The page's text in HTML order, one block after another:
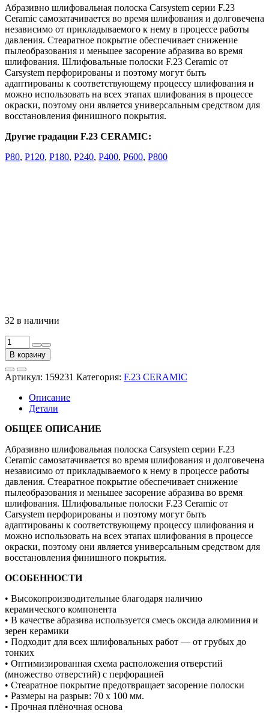
Абразивно шлифовальная полоска Carsystem серии F.23
Ceramic самозатачивается во время шлифования и долговечена
независимо от прикладываемого к нему в процессе работы
давления. Стеаратное покрытие обеспечивает снижение
пылеобразования и меньшее засорение абразива во время
шлифования. Шлифовальные полоски F.23 Ceramic от
Carsystem перфорированы и поэтому могут быть
адаптированы к соответствующему процессу шлифования и
можно использовать на всех этапах шлифования в процессе
окраски, поэтому они является универсальным средством для
восстановления финишного покрытия.
Другие градации F.23 CERAMIC:
P80, P120, P180, P240, P400, P600, P800
32 в наличии
Количество
товара
Полоса
абразивная
F.23
CERAMIC
P320,
70мм
12м
В корзину
Артикул: 159231 Категория: F.23 CERAMIC
Описание
Детали
ОБЩЕЕ ОПИСАНИЕ
Абразивно шлифовальная полоска Carsystem серии F.23
Ceramic самозатачивается во время шлифования и долговечена
независимо от прикладываемого к нему в процессе работы
давления. Стеаратное покрытие обеспечивает снижение
пылеобразования и меньшее засорение абразива во время
шлифования. Шлифовальные полоски F.23 Ceramic от
Carsystem перфорированы и поэтому могут быть
адаптированы к соответствующему процессу шлифования и
можно использовать на всех этапах шлифования в процессе
окраски, поэтому они является универсальным средством для
восстановления финишного покрытия.
ОСОБЕННОСТИ
• Высокопроизводительные благодаря наличию
керамического компонента
• В качестве абразива используется смесь оксида алюминия и
зерен керамики
• Подходит для всех шлифовальных работ — от грубых до
тонких
• Оптимизированная схема расположения отверстий
(множество отверстий) с перфорацией
• Стеаратное покрытие предотвращает засорение полоски
• Размеры на разрыв: 70 x 100 мм.
• Прочная плёночная основа